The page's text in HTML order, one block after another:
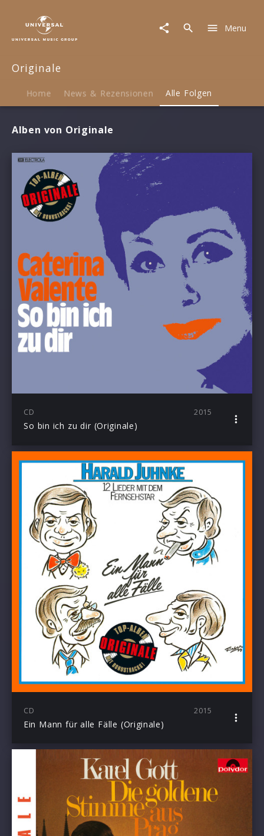
Menu
Originale
Home News & Rezensionen Alle Folgen
Alben von Originale
CD 2015
So bin ich zu dir (Originale)
CD 2015
Ein Mann für alle Fälle (Originale)